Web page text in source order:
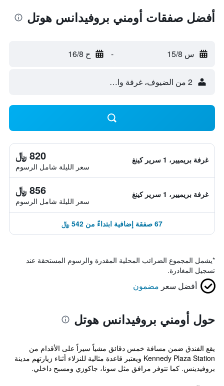
أفضل صفقات أومني بروفيدانس هوتل
س 15/8 - ح 16/8
2 من الضيوف، غرفة واحدة
غرفة بريميير، 1 سرير كينغ 820 ﷼
سعر الليلة شامل الرسوم
غرفة بريميير، 1 سرير كينغ 856 ﷼
سعر الليلة شامل الرسوم
67 صفقة إضافية ابتداءً من 542 ﷼
*يشمل المجموع الضرائب المحلية المقدرة والرسوم المستحقة عند
تسجيل المغادرة.
أفضل سعر مضمون
حول أومني بروفيدانس هوتل
يقع الفندق ضمن مسافة خمس دقائق مشياً سيراً على الأقدام من
Kennedy Plaza Station ويعتبر قاعدة مثالية للنزلاء أثناء زيارتهم مدينة
بروفيدينس. كما تتوفر مرافق مثل سونا، جاكوزي ومسبح داخلي.